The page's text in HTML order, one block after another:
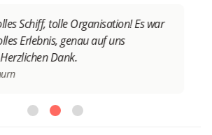
Schiff, tolle Organisation! Es war
Erlebnis, genau auf uns
Dank.